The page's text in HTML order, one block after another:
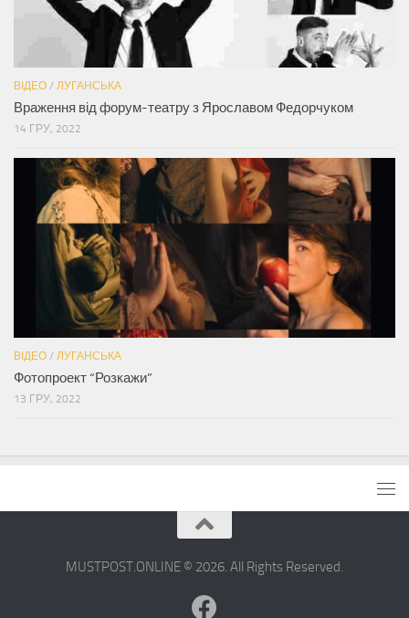
ВІДЕО / ЛУГАНСЬКА
Враження від форум-театру з Ярославом Федорчуком
14 ГРУ, 2022
ВІДЕО / ЛУГАНСЬКА
Фотопроект “Розкажи”
13 ГРУ, 2022
MUSTPOST.ONLINE © 2026. All Rights Reserved.